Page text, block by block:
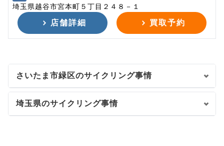
埼玉県越谷市宮本町５丁目２４８－１
店舗詳細 買取予約
さいたま市緑区のサイクリング事情
埼玉県のサイクリング事情